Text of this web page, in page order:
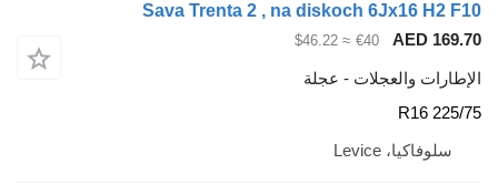
Sava Trenta 2 , na diskoch 6Jx16
€40
≈ $46.22
والعجلات - عجلة